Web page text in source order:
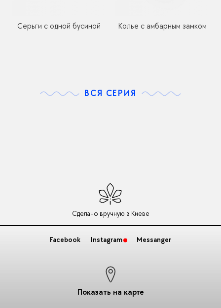
Серьги с одной бусиной Колье с амбарным замком
ВСЯ СЕРИЯ
Сделано вручную в Киеве
Facebook Instagram Messanger
Показать на карте